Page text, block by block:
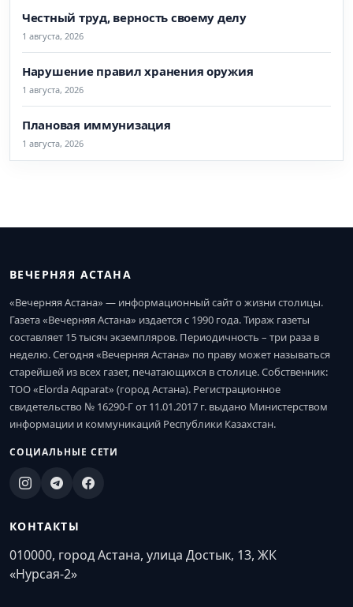
Честный труд, верность своему делу
1 августа, 2026
Нарушение правил хранения оружия
1 августа, 2026
Плановая иммунизация
1 августа, 2026
ВЕЧЕРНЯЯ АСТАНА
«Вечерняя Астана» — информационный сайт о жизни столицы.
Газета «Вечерняя Астана» издается с 1990 года. Тираж газеты
составляет 15 тысяч экземпляров. Периодичность – три раза в
неделю. Сегодня «Вечерняя Астана» по праву может называться
старейшей из всех газет, печатающихся в столице. Собственник:
ТОО «Elorda Aqparat» (город Астана). Регистрационное
свидетельство № 16290-Г от 11.01.2017 г. выдано Министерством
информации и коммуникаций Республики Казахстан.
СОЦИАЛЬНЫЕ СЕТИ
КОНТАКТЫ
010000, город Астана, улица Достык, 13, ЖК
«Нурсая-2»